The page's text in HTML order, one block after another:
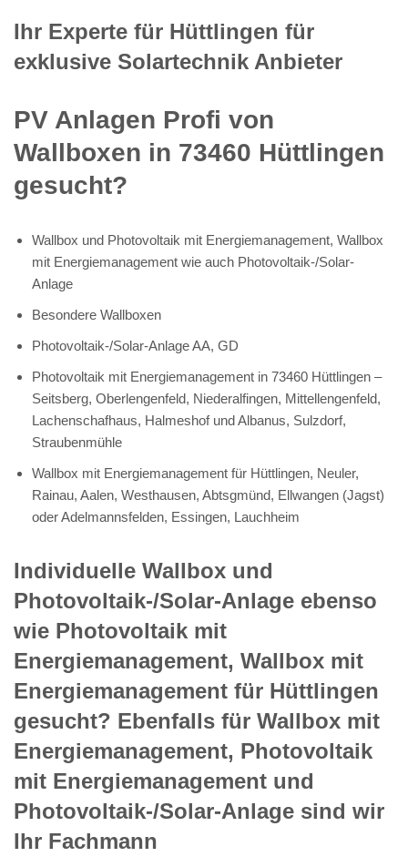
Ihr Experte für Hüttlingen für
exklusive Solartechnik Anbieter
PV Anlagen Profi von
Wallboxen in 73460 Hüttlingen
gesucht?
Wallbox und Photovoltaik mit Energiemanagement, Wallbox
mit Energiemanagement wie auch Photovoltaik-/Solar-
Anlage
Besondere Wallboxen
Photovoltaik-/Solar-Anlage AA, GD
Photovoltaik mit Energiemanagement in 73460 Hüttlingen –
Seitsberg, Oberlengenfeld, Niederalfingen, Mittellengenfeld,
Lachenschafhaus, Halmeshof und Albanus, Sulzdorf,
Straubenmühle
Wallbox mit Energiemanagement für Hüttlingen, Neuler,
Rainau, Aalen, Westhausen, Abtsgmünd, Ellwangen (Jagst)
oder Adelmannsfelden, Essingen, Lauchheim
Individuelle Wallbox und
Photovoltaik-/Solar-Anlage ebenso
wie Photovoltaik mit
Energiemanagement, Wallbox mit
Energiemanagement für Hüttlingen
gesucht? Ebenfalls für Wallbox mit
Energiemanagement, Photovoltaik
mit Energiemanagement und
Photovoltaik-/Solar-Anlage sind wir
Ihr Fachmann